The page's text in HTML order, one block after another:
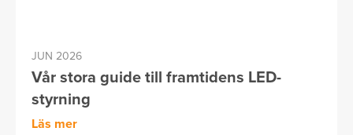
JUN 2026
Vår stora guide till framtidens LED-
styrning
Läs mer